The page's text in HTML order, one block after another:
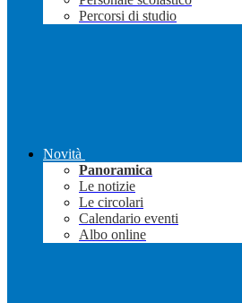
Percorsi di studio
Novità
Panoramica
Le notizie
Le circolari
Calendario eventi
Albo online